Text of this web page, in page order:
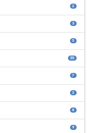
2
3
5
35
7
2
8
9